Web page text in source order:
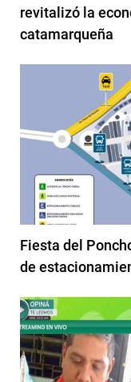
revitalizó la
catamarqueña
Fiesta del
de